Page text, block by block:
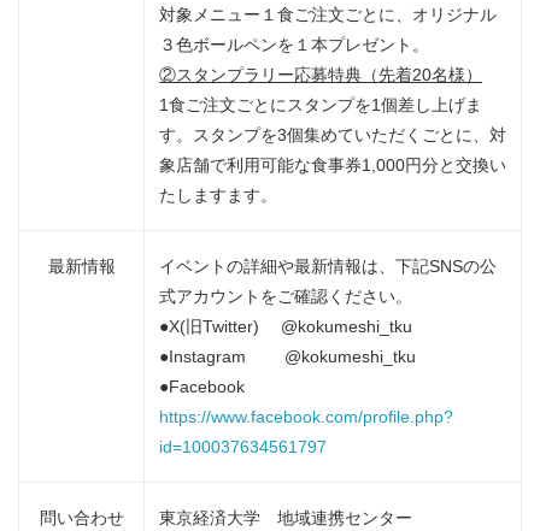
対象メニュー１食ご注文ごとに、オリジナル
３色ボールペンを１本プレゼント。
②スタンプラリー応募特典（先着20名様）
1食ご注文ごとにスタンプを1個差し上げま
す。スタンプを3個集めていただくごとに、対
象店舗で利用可能な食事券1,000円分と交換い
たしますます。
最新情報
イベントの詳細や最新情報は、下記SNSの公
式アカウントをご確認ください。
●X(旧Twitter) @kokumeshi_tku
●Instagram @kokumeshi_tku
●Facebook
https://www.facebook.com/profile.php?
id=100037634561797
問い合わせ
東京経済大学 地域連携センター